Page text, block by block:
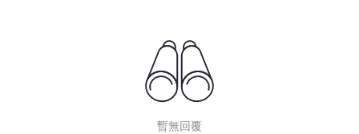
暫無回覆